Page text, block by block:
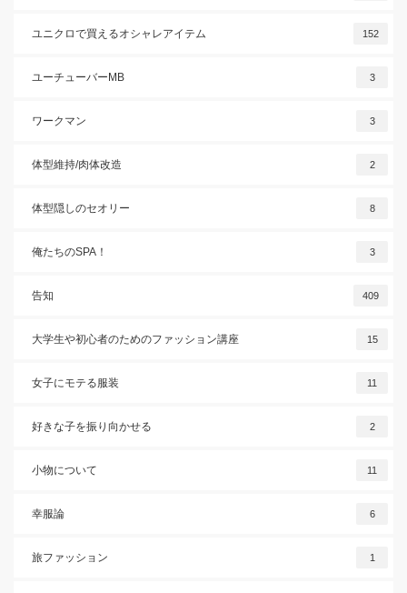
ユニクロで買えるオシャレアイテム 152
ユーチューバーMB 3
ワークマン 3
体型維持/肉体改造 2
体型隠しのセオリー 8
俺たちのSPA！ 3
告知 409
大学生や初心者のためのファッション講座 15
女子にモテる服装 11
好きな子を振り向かせる 2
小物について 11
幸服論 6
旅ファッション 1